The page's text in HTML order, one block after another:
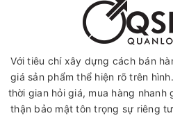
Với tiêu chí xây dựng cách bán
giá sản phẩm thể hiện rõ trên
thời gian hỏi giá, mua hàng nhanh
thận bảo mật tôn trọng sự riêng